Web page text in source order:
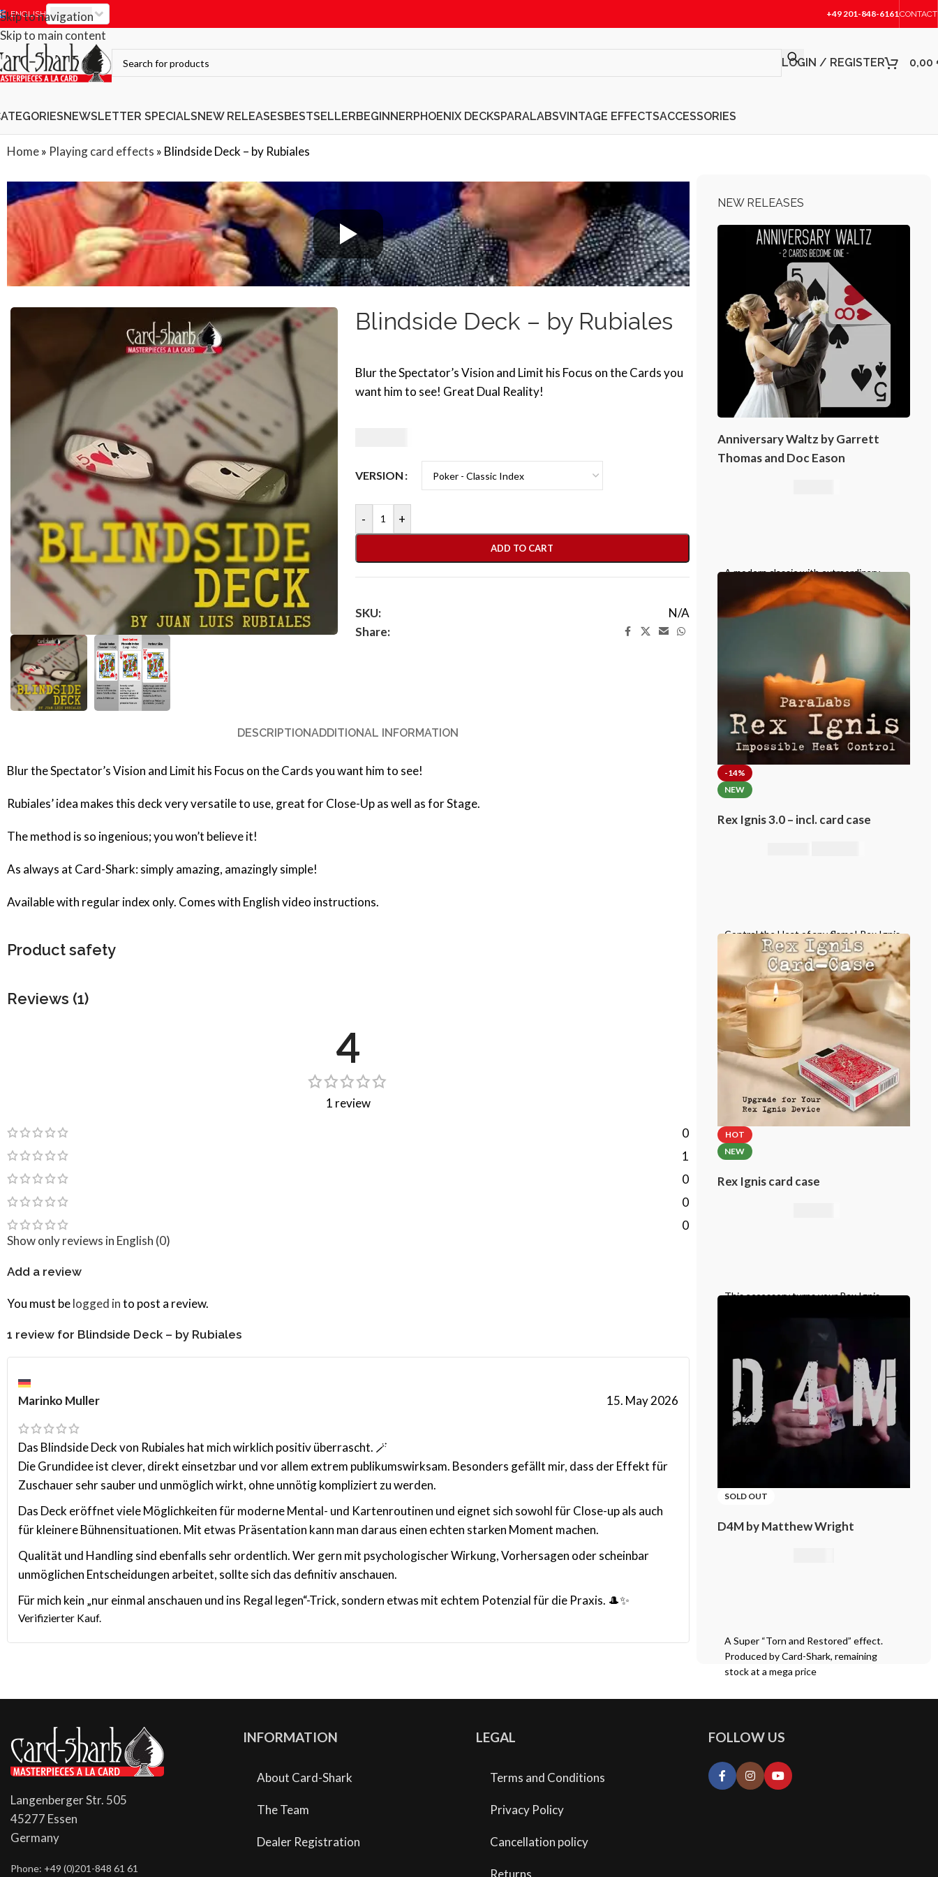
Skip to navigation
Skip to main content
ENGLISH EUR +49 201-848-6161CONTACT
LOGIN / REGISTER 0,00
NEWSLETTER SPECIALSNEW RELEASESBESTSELLERBEGINNERPHOENIX DECKSPARALABSVINTAGE EFFECTSACCESSORIES
Home» Playing card effects » Blindside Deck – by Rubiales
Blindside Deck – by Rubiales
Blur the Spectator’s Vision and Limit his Focus on the Cards you
want him to see! Great Dual Reality!
VERSION
- +
ADD TO CART
SKU:
N/A
Share:
DESCRIPTIONADDITIONAL INFORMATION
Blur the Spectator’s Vision and Limit his Focus on the Cards you want him to see!
Rubiales’ idea makes this deck very versatile to use, great for Close-Up as well as for Stage.
The method is so ingenious; you won’t believe it!
As always at Card-Shark: simply amazing, amazingly simple!
Available with regular index only. Comes with English video instructions.
Product safety
Reviews (1)
4
1 review
0
1
0
0
0
1 review for Blindside Deck – by Rubiales
Marinko Muller 15. May 2026
Das Blindside Deck von Rubiales hat mich wirklich positiv überrascht. 🪄
Die Grundidee ist clever, direkt einsetzbar und vor allem extrem publikumswirksam. Besonders gefällt mir, dass der Effekt für
Zuschauer sehr sauber und unmöglich wirkt, ohne unnötig kompliziert zu werden.
Das Deck eröffnet viele Möglichkeiten für moderne Mental- und Kartenroutinen und eignet sich sowohl für Close-up als auch
für kleinere Bühnensituationen. Mit etwas Präsentation kann man daraus einen echten starken Moment machen.
Qualität und Handling sind ebenfalls sehr ordentlich. Wer gern mit psychologischer Wirkung, Vorhersagen oder scheinbar
unmöglichen Entscheidungen arbeitet, sollte sich das definitiv anschauen.
Für mich kein „nur einmal anschauen und ins Regal legen“-Trick, sondern etwas mit echtem Potenzial für die Praxis. 🎩✨
Verifizierter Kauf.
Show only reviews in English (0)
Add a review
You must belogged into post a review.
NEW RELEASES
Anniversary Waltz by Garrett
Thomas and Doc Eason
A modern classic with extraordinary
emotional impact, Anniversary Waltz
belongs in the repertoire of every
serious card magician.
-14%
NEW
Rex Ignis 3.0 – incl. card case
Control the Heat of any flame! Rex Ignis
incl. custom card case!
Please select the brand of the
included card case.
HOT
NEW
Rex Ignis card case
This accessory turns your Rex Ignis
SOLD OUT
D4M by Matthew Wright
A Super “Torn and Restored” effect.
Produced by Card-Shark, remaining
stock at a mega price
Langenberger Str. 505
45277 Essen
Germany
Phone: +49 (0)201-848 61 61
INFORMATION
About Card-Shark
The Team
Dealer Registration
LEGAL
Terms and Conditions
Privacy Policy
Cancellation policy
Returns
FOLLOW US